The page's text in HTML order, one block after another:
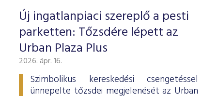
Új ingatlanpiaci szereplő a pesti
parketten: Tőzsdére lépett az
Urban Plaza Plus
2026. ápr. 16.
Szimbolikus kereskedési csengetéssel
ünnepelte tőzsdei megjelenését az Urban